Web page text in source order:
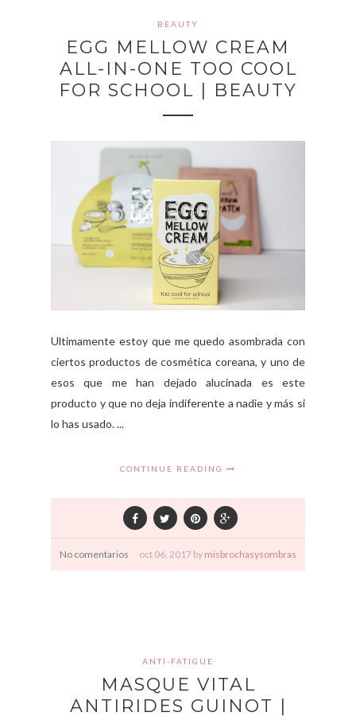
BEAUTY
EGG MELLOW CREAM
ALL-IN-ONE TOO COOL
FOR SCHOOL | BEAUTY
Ultimamente estoy que me quedo asombrada con
ciertos productos de cosmética coreana, y uno de
esos que me han dejado alucinada es este
producto y que no deja indiferente a nadie y más si
lo has usado. ...
CONTINUE READING
No comentarios oct 06, 2017 by misbrochasysombras
ANTI-FATIGUE
MASQUE VITAL
ANTIRIDES GUINOT |